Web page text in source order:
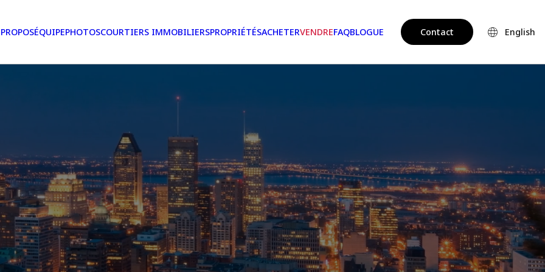
ÉQUIPEPHOTOSCOURTIERS IMMOBILIERSPROPRIÉTÉSACHETERVENDREFAQBLOGUE Contact English